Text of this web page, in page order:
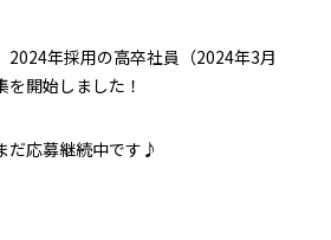
2024年採用の高卒社員（2024年3月
開始しました！
だ応募継続中です♪